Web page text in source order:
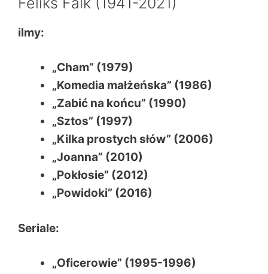
ilmy:
„Cham” (1979)
„Komedia małżeńska” (1986)
„Zabić na końcu” (1990)
„Sztos” (1997)
„Kilka prostych słów” (2006)
„Joanna” (2010)
„Pokłosie” (2012)
„Powidoki” (2016)
Seriale:
„Oficerowie” (1995-1996)